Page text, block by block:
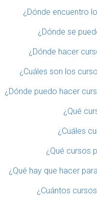
¿Dónde encuentro
¿Dónde se
¿Dónde hacer
¿Cuáles son los
¿Dónde puedo hacer
¿Qué
¿Cuáles
¿Qué cursos
¿Qué hay que hacer
¿Cuántos